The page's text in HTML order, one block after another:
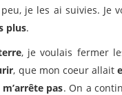
je les ai suivies. Je
plus.
, je voulais fermer
, que mon coeur allait
pas. On a